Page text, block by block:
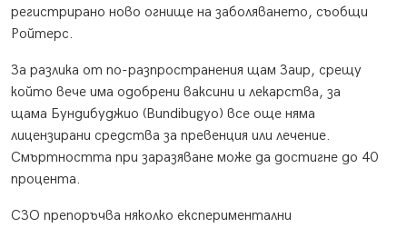
регистрирано ново огнище на заболяването, съобщи
Ройтерс.
За разлика от по-разпространения щам Заир, срещу
който вече има одобрени ваксини и лекарства, за
щама Бундибуджио (Bundibugyo) все още няма
лицензирани средства за превенция или лечение.
Смъртността при заразяване може да достигне до 40
процента.
СЗО препоръчва няколко експериментални